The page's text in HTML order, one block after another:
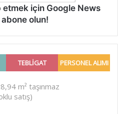
için Google News
olun!